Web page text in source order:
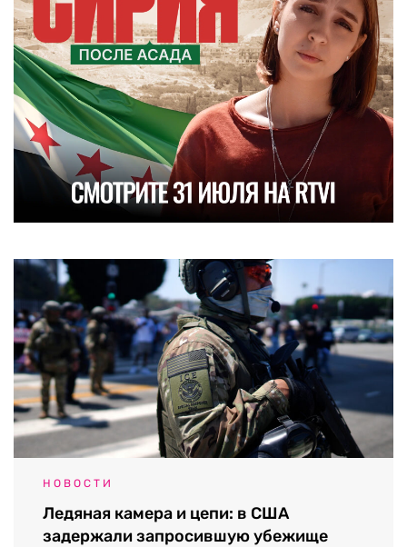
НОВОСТИ
Ледяная камера и цепи: в США
задержали запросившую убежище